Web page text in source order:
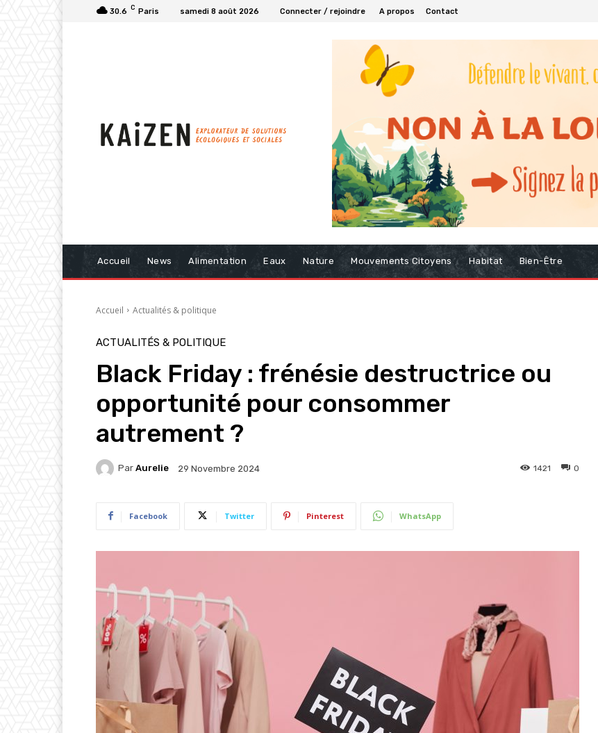
30.6 C Paris samedi 8 août 2026 Connecter / rejoindre A propos Contact
Accueil News Alimentation Eaux Nature Mouvements Citoyens Habitat Bien-Être
Accueil Actualités & politique
ACTUALITÉS & POLITIQUE
Black Friday : frénésie destructrice ou
opportunité pour consommer
autrement ?
Par Aurelie 29 Novembre 2024 0
1421
Facebook Twitter Pinterest WhatsApp